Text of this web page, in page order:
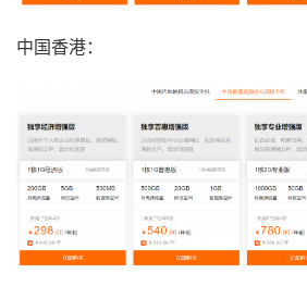
中国香港：